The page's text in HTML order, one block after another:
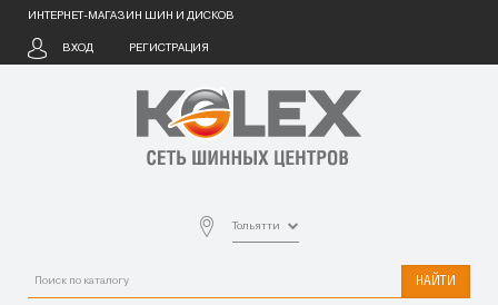
ИНТЕРНЕТ-МАГАЗИН ШИН И ДИСКОВ
ВХОД РЕГИСТРАЦИЯ
Тольятти
НАЙТИ